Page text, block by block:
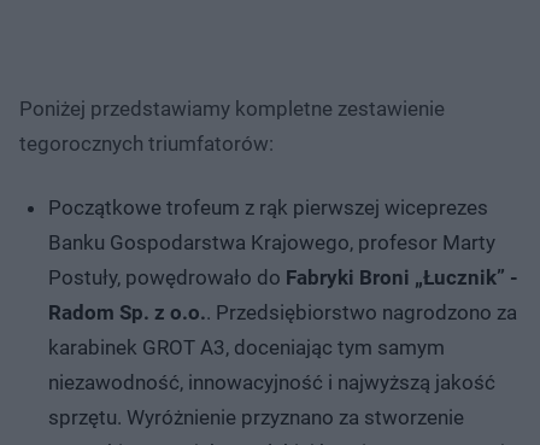
Poniżej przedstawiamy kompletne zestawienie
tegorocznych triumfatorów:
Początkowe trofeum z rąk pierwszej wiceprezes
Banku Gospodarstwa Krajowego, profesor Marty
Postuły, powędrowało do Fabryki Broni „Łucznik” -
Radom Sp. z o.o.. Przedsiębiorstwo nagrodzono za
karabinek GROT A3, doceniając tym samym
niezawodność, innowacyjność i najwyższą jakość
sprzętu. Wyróżnienie przyznano za stworzenie